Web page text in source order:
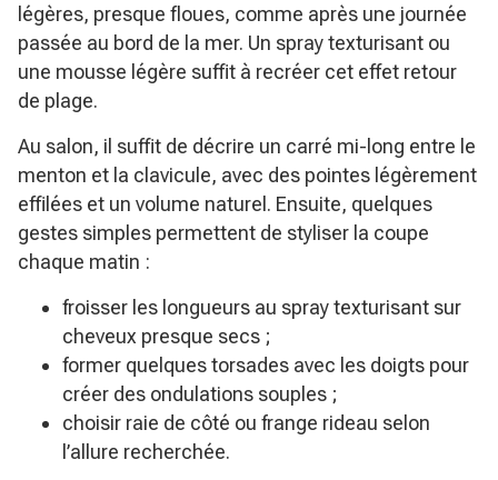
légères, presque floues, comme après une journée
passée au bord de la mer. Un spray texturisant ou
une mousse légère suffit à recréer cet effet retour
de plage.
Au salon, il suffit de décrire un carré mi-long entre le
menton et la clavicule, avec des pointes légèrement
effilées et un volume naturel. Ensuite, quelques
gestes simples permettent de styliser la coupe
chaque matin :
froisser les longueurs au spray texturisant sur
cheveux presque secs ;
former quelques torsades avec les doigts pour
créer des ondulations souples ;
choisir raie de côté ou frange rideau selon
l’allure recherchée.